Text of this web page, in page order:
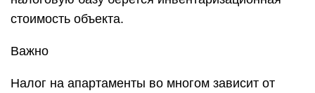
стоимость объекта.
Важно
Налог на апартаменты во многом зависит от